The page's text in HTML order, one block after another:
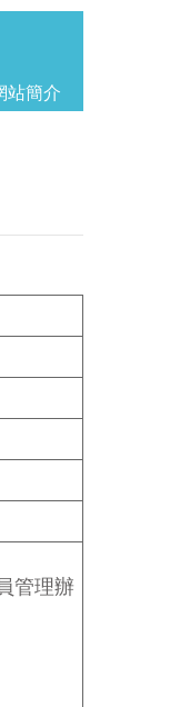
站簡介
管理辦